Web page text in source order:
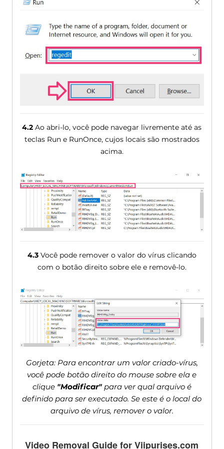
4.2 Ao abri-lo, você pode navegar livremente até as
teclas Run e RunOnce, cujos locais são mostrados
acima.
4.3Você pode remover o valor do vírus clicando
com o botão direito sobre ele e removê-lo.
Gorjeta: Para encontrar um valor criado-vírus,
você pode botão direito do mouse sobre ela e
clique "Modificar"para ver qual arquivo é
definido para ser executado. Se este é o local do
arquivo de vírus, remover o valor.
Video Removal Guide for Viipurises.com